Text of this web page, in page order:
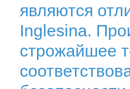
являются
Inglesina.
строжайшее